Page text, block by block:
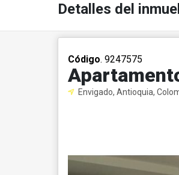
Detalles del
Código. 9247575
Envigado, Antioquia,